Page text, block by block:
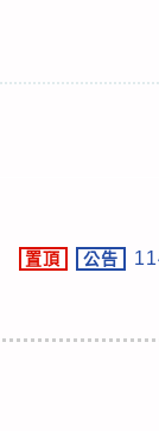
置頂 公告